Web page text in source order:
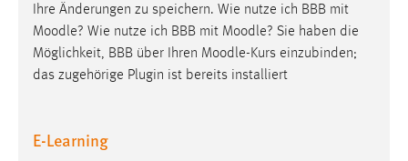
Ihre Änderungen zu speichern. Wie nutze ich BBB mit
Moodle? Wie nutze ich BBB mit Moodle? Sie haben die
Möglichkeit, BBB über Ihren Moodle-Kurs einzubinden;
das zugehörige Plugin ist bereits installiert
E-Learning
MARKETING
Marketing Cookies werden von Drittanbietern
verwendet, um personalisierte Werbung anzuzeigen.
Sie tun dies, indem sie Besucher über Websites
Google Ads